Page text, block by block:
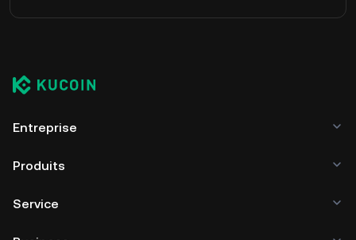
Entreprise
Produits
Service